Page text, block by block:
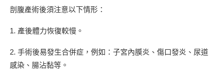
剖腹產術後須注意以下情形：
1. 產後體力恢復較慢。
2. 手術後易發生合併症，例如：子宮內膜炎、傷口發炎、尿道
感染、腸沾黏等。